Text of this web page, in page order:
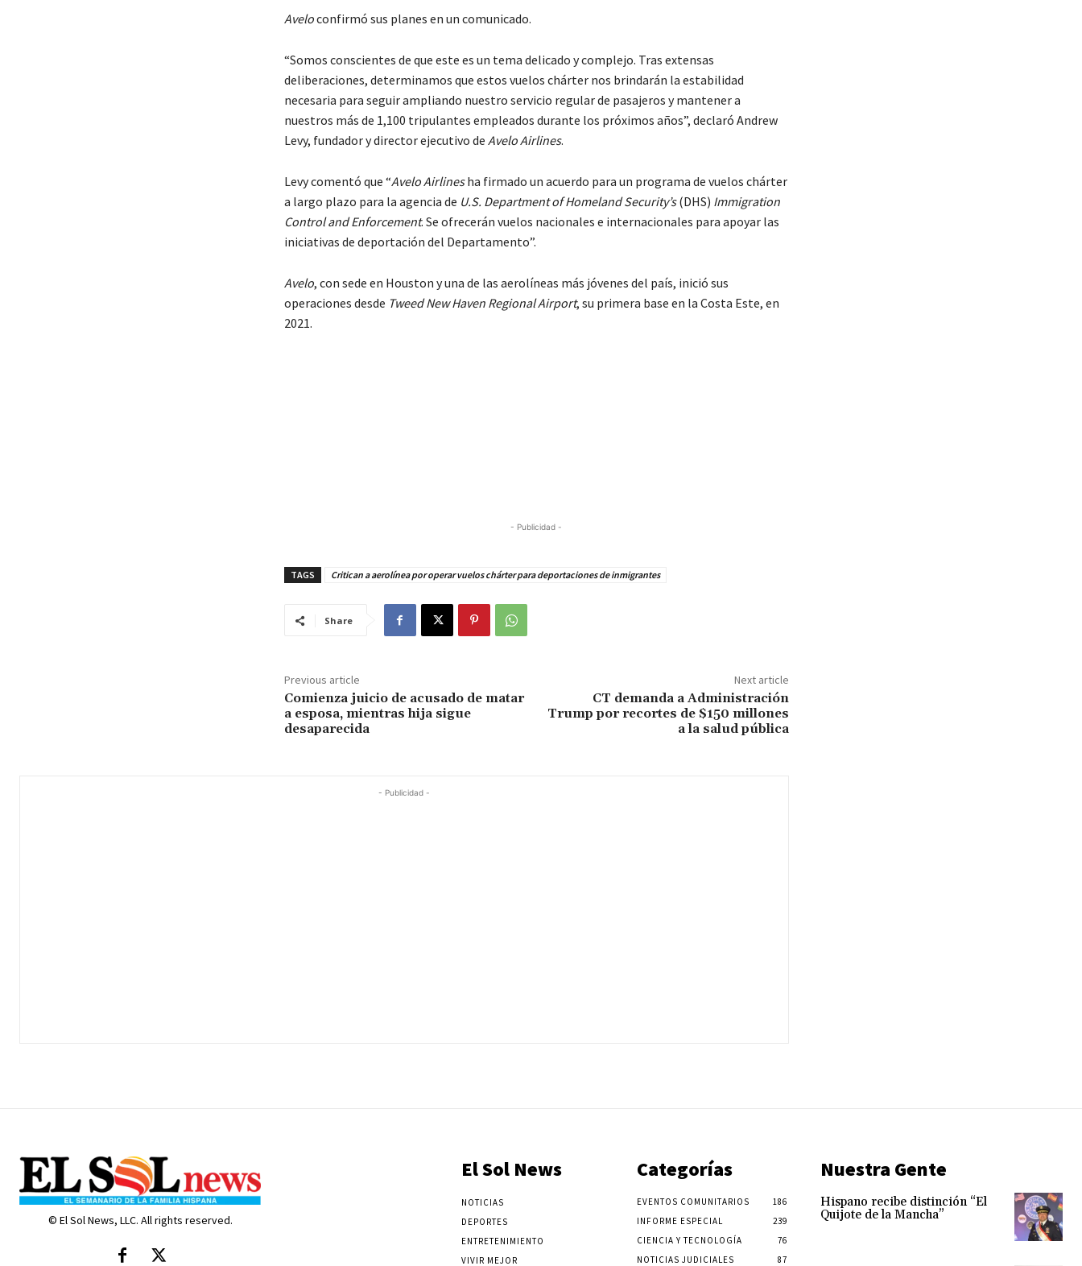
Aveloconfirmó sus planes en un comunicado.
“Somos conscientes de que este es un tema delicado y complejo. Tras extensas
deliberaciones, determinamos que estos vuelos chárter nos brindarán la estabilidad
necesaria para seguir ampliando nuestro servicio regular de pasajeros y mantener a
nuestros más de 1,100 tripulantes empleados durante los próximos años”, declaró Andrew
Levy, fundador y director ejecutivo de Avelo Airlines.
Levy comentó que “Avelo Airlinesha firmado un acuerdo para un programa de vuelos chárter
a largo plazo para la agencia de U.S. Department of Homeland Security’s(DHS) Immigration
Control and Enforcement. Se ofrecerán vuelos nacionales e internacionales para apoyar las
iniciativas de deportación del Departamento”.
Avelo, con sede en Houston y una de las aerolíneas más jóvenes del país, inició sus
operaciones desde Tweed New Haven Regional Airport, su primera base en la Costa Este, en
2021.
- Publicidad -
TAGS Critican a aerolínea por operar vuelos chárter para deportaciones de inmigrantes
Share
Previous article
Comienza juicio de acusado de matar
a esposa, mientras hija sigue
desaparecida
Next article
CT demanda a Administración
Trump por recortes de $150 millones
a la salud pública
- Publicidad -
© El Sol News, LLC. All rights reserved.
El Sol News
NOTICIAS
DEPORTES
ENTRETENIMIENTO
VIVIR MEJOR
Categorías
EVENTOS COMUNITARIOS
186
INFORME ESPECIAL
239
CIENCIA Y TECNOLOGÍA
76
NOTICIAS JUDICIALES
87
Nuestra Gente
Hispano recibe distinción “El
Quijote de la Mancha”